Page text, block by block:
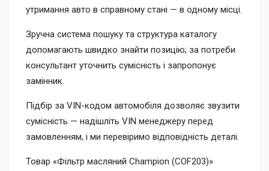
утримання авто в справному стані — в одному місці.
Зручна система пошуку та структура каталогу
допомагають швидко знайти позицію; за потреби
консультант уточнить сумісність і запропонує
замінник.
Підбір за VIN-кодом автомобіля дозволяє звузити
сумісність — надішліть VIN менеджеру перед
замовленням, і ми перевіримо відповідність деталі.
Товар «Фільтр масляний Champion (COF203)»